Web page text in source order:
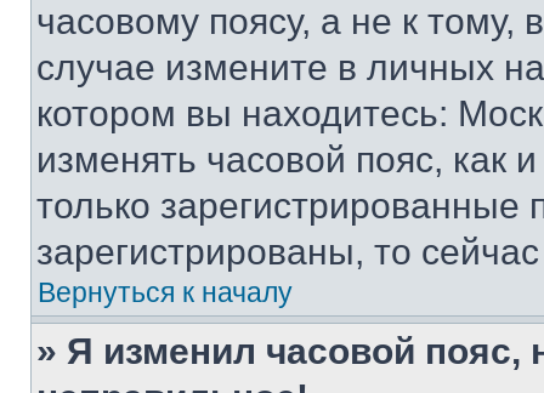
часовому поясу, а не к тому,
случае измените в личных
котором вы находитесь:
изменять часовой пояс, как
только
зарегистрированы, то
Вернуться к началу
» Я изменил часовой пояс,